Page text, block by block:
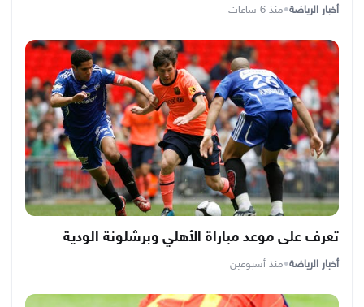
أخبار الرياضة•منذ 6 ساعات
تعرف على موعد مباراة الأهلي وبرشلونة الودية
أخبار الرياضة•منذ أسبوعين